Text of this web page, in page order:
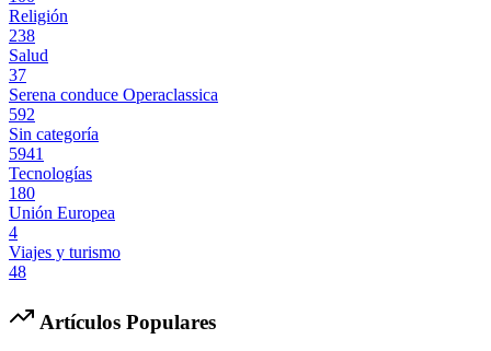
Religión
238
Salud
37
Serena conduce Operaclassica
592
Sin categoría
5941
Tecnologías
180
Unión Europea
4
Viajes y turismo
48
Artículos Populares